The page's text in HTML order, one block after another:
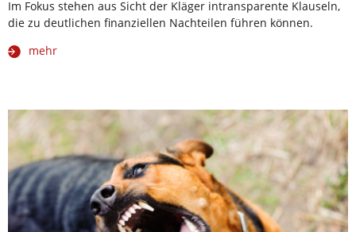
Im Fokus stehen aus Sicht der Kläger intransparente Klauseln,
die zu deutlichen finanziellen Nachteilen führen können.
mehr